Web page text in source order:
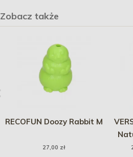
Zobacz także
RECOFUN Doozy Rabbit M
27,00 zł